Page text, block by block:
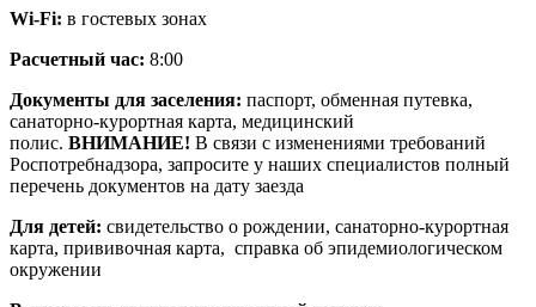
Wi-Fi: в гостевых зонах
Расчетный час: 8:00
Документы для заселения: паспорт, обменная путевка,
санаторно-курортная карта, медицинский
полис. ВНИМАНИЕ! В связи с изменениями требований
Роспотребнадзора, запросите у наших специалистов полный
перечень документов на дату заезда
Для детей: свидетельство о рождении, санаторно-курортная
карта, прививочная карта, справка об эпидемиологическом
окружении